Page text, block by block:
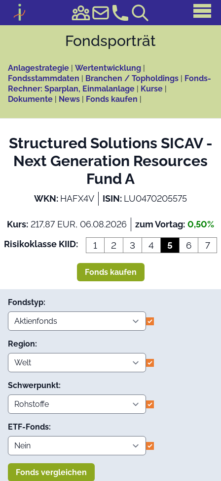
Fonds­porträt
Anlagestrategie | Wertentwicklung |
Fondsstammdaten | Branchen / Topholdings | Fonds-
Rechner: Sparplan, Einmalanlage | Kurse |
Dokumente | News | Fonds kaufen |
Structured Solutions SICAV -
Next Generation Resources
Fund A
WKN: HAFX4V ISIN: LU0470205575
Kurs: 217,87 EUR, 06.08.2026 zum Vortag: 0,50%
Risikoklasse KIID:
1 2 3 4 5 6 7
Fonds kaufen
Fondstyp:
Region:
Schwerpunkt:
ETF-Fonds:
Fonds vergleichen